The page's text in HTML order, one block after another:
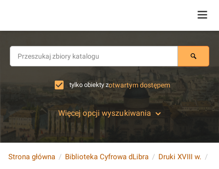
tylko obiekty zotwartym dostępem
Więcej opcji wyszukiwania
Strona główna Biblioteka Cyfrowa dLibra Druki XVIII w.